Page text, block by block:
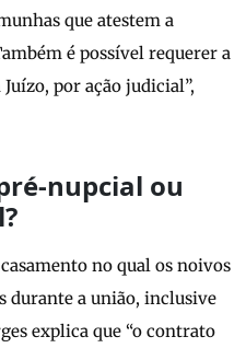
que atestem a
é possível requerer a
por ação judicial”,
nupcial ou
no qual os noivos
durante a união, inclusive
explica que “o contrato